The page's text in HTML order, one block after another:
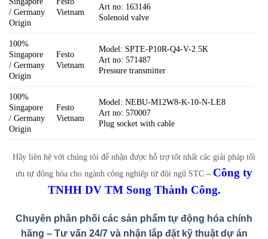
/ Germany
Origin
Vietnam
Art no: 163146
Solenoid valve
100%
Singapore
/ Germany
Origin
Festo
Vietnam
Model: SPTE-P10R-Q4-V-2.5K
Art no: 571487
Pressure transmitter
100%
Singapore
/ Germany
Origin
Festo
Vietnam
Model: NEBU-M12W8-K-10-N-LE8
Art no: 570007
Plug socket with cable
Hãy liên hệ với chúng tôi để nhận được hỗ trợ tốt nhất các giải pháp tối
ưu tự động hóa cho ngành công nghiệp từ đội ngũ STC – Công ty
TNHH DV TM Song Thành Công.
Chuyên phân phối các sản phẩm tự động hóa chính
hãng – Tư vấn 24/7 và nhận lắp đặt kỹ thuật dự án